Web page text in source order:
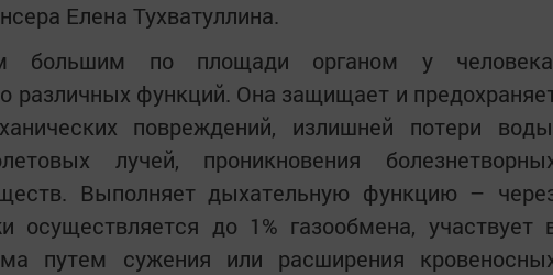
Елена Тухватуллина.
большим по площади органом у
функций. Она защищает и
повреждений, излишней потери
лучей, проникновения
Выполняет дыхательную функцию –
осуществляется до 1% газообмена, участвует
путем сужения или расширения